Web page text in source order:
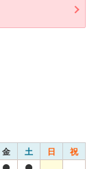
金 土 日 祝